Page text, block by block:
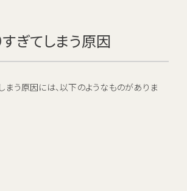
ぎてしまう原因
まう原因には、以下のようなものがありま